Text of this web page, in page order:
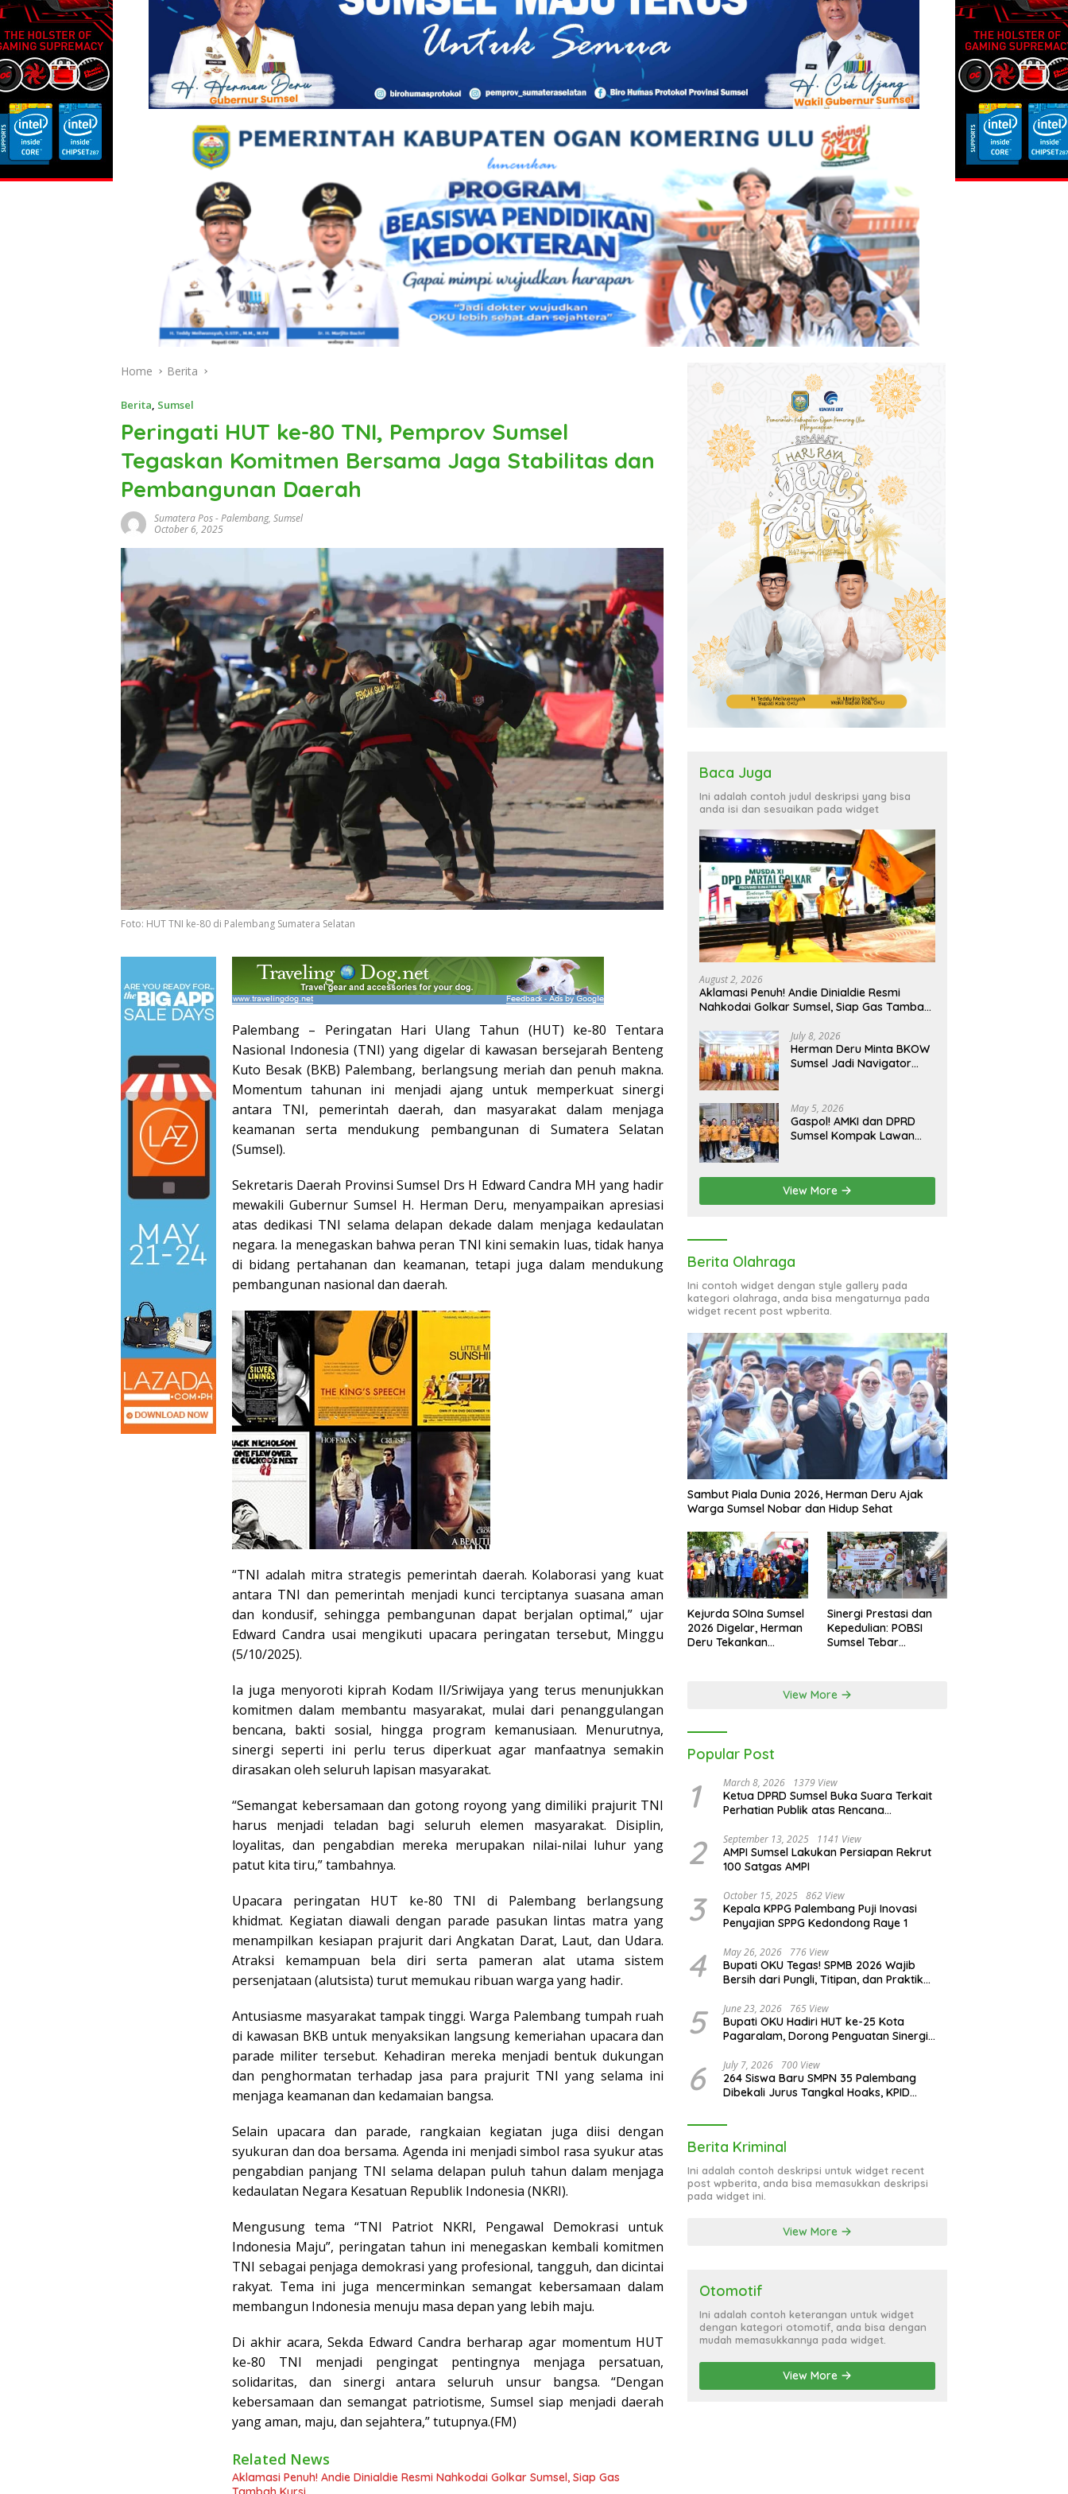
Home Berita
Berita Sumsel
Peringati HUT ke-80 TNI, Pemprov Sumsel
Tegaskan Komitmen Bersama Jaga Stabilitas dan
Pembangunan Daerah
Sumatera Pos-Palembang, Sumsel
October 6, 2025
Foto: HUT TNI ke-80 di Palembang Sumatera Selatan
Palembang – Peringatan Hari Ulang Tahun (HUT) ke-80 Tentara
Nasional Indonesia (TNI) yang digelar di kawasan bersejarah Benteng
Kuto Besak (BKB) Palembang, berlangsung meriah dan penuh makna.
Momentum tahunan ini menjadi ajang untuk memperkuat sinergi
antara TNI, pemerintah daerah, dan masyarakat dalam menjaga
keamanan serta mendukung pembangunan di Sumatera Selatan
(Sumsel).
Sekretaris Daerah Provinsi Sumsel Drs H Edward Candra MH yang hadir
mewakili Gubernur Sumsel H. Herman Deru, menyampaikan apresiasi
atas dedikasi TNI selama delapan dekade dalam menjaga kedaulatan
negara. Ia menegaskan bahwa peran TNI kini semakin luas, tidak hanya
di bidang pertahanan dan keamanan, tetapi juga dalam mendukung
pembangunan nasional dan daerah.
“TNI adalah mitra strategis pemerintah daerah. Kolaborasi yang kuat
antara TNI dan pemerintah menjadi kunci terciptanya suasana aman
dan kondusif, sehingga pembangunan dapat berjalan optimal,” ujar
Edward Candra usai mengikuti upacara peringatan tersebut, Minggu
(5/10/2025).
Ia juga menyoroti kiprah Kodam II/Sriwijaya yang terus menunjukkan
komitmen dalam membantu masyarakat, mulai dari penanggulangan
bencana, bakti sosial, hingga program kemanusiaan. Menurutnya,
sinergi seperti ini perlu terus diperkuat agar manfaatnya semakin
dirasakan oleh seluruh lapisan masyarakat.
“Semangat kebersamaan dan gotong royong yang dimiliki prajurit TNI
harus menjadi teladan bagi seluruh elemen masyarakat. Disiplin,
loyalitas, dan pengabdian mereka merupakan nilai-nilai luhur yang
patut kita tiru,” tambahnya.
Upacara peringatan HUT ke-80 TNI di Palembang berlangsung
khidmat. Kegiatan diawali dengan parade pasukan lintas matra yang
menampilkan kesiapan prajurit dari Angkatan Darat, Laut, dan Udara.
Atraksi kemampuan bela diri serta pameran alat utama sistem
persenjataan (alutsista) turut memukau ribuan warga yang hadir.
Antusiasme masyarakat tampak tinggi. Warga Palembang tumpah ruah
di kawasan BKB untuk menyaksikan langsung kemeriahan upacara dan
parade militer tersebut. Kehadiran mereka menjadi bentuk dukungan
dan penghormatan terhadap jasa para prajurit TNI yang selama ini
menjaga keamanan dan kedamaian bangsa.
Selain upacara dan parade, rangkaian kegiatan juga diisi dengan
syukuran dan doa bersama. Agenda ini menjadi simbol rasa syukur atas
pengabdian panjang TNI selama delapan puluh tahun dalam menjaga
kedaulatan Negara Kesatuan Republik Indonesia (NKRI).
Mengusung tema “TNI Patriot NKRI, Pengawal Demokrasi untuk
Indonesia Maju”, peringatan tahun ini menegaskan kembali komitmen
TNI sebagai penjaga demokrasi yang profesional, tangguh, dan dicintai
rakyat. Tema ini juga mencerminkan semangat kebersamaan dalam
membangun Indonesia menuju masa depan yang lebih maju.
Di akhir acara, Sekda Edward Candra berharap agar momentum HUT
ke-80 TNI menjadi pengingat pentingnya menjaga persatuan,
solidaritas, dan sinergi antara seluruh unsur bangsa. “Dengan
kebersamaan dan semangat patriotisme, Sumsel siap menjadi daerah
yang aman, maju, dan sejahtera,” tutupnya.(FM)
Related News
Aklamasi Penuh! Andie Dinialdie Resmi Nahkodai Golkar Sumsel, Siap Gas
Baca Juga
Ini adalah contoh judul deskripsi yang bisa
anda isi dan sesuaikan pada widget
August 2, 2026
Aklamasi Penuh! Andie Dinialdie Resmi
Nahkodai Golkar Sumsel, Siap Gas Tambah
July 8, 2026
Herman Deru Minta BKOW
Sumsel Jadi Navigator
May 5, 2026
Gaspol! AMKI dan DPRD
Sumsel Kompak Lawan
View More
Berita Olahraga
Ini contoh widget dengan style gallery pada
kategori olahraga, anda bisa mengaturnya pada
widget recent post wpberita.
Sambut Piala Dunia 2026, Herman Deru Ajak
Warga Sumsel Nobar dan Hidup Sehat
Kejurda SOIna Sumsel
2026 Digelar, Herman
Deru Tekankan
Sinergi Prestasi dan
Kepedulian: POBSI
Sumsel Tebar
View More
Popular Post
1 March 8, 2026 1379 View
Ketua DPRD Sumsel Buka Suara Terkait
Perhatian Publik atas Rencana
2 September 13, 2025 1141 View
AMPI Sumsel Lakukan Persiapan Rekrut
100 Satgas AMPI
3 October 15, 2025 862 View
Kepala KPPG Palembang Puji Inovasi
Penyajian SPPG Kedondong Raye 1
4 May 26, 2026 776 View
Bupati OKU Tegas! SPMB 2026 Wajib
Bersih dari Pungli, Titipan, dan Praktik
5 June 23, 2026 765 View
Bupati OKU Hadiri HUT ke-25 Kota
Pagaralam, Dorong Penguatan Sinergi
6 July 7, 2026 700 View
264 Siswa Baru SMPN 35 Palembang
Dibekali Jurus Tangkal Hoaks, KPID
Berita Kriminal
Ini adalah contoh deskripsi untuk widget recent
post wpberita, anda bisa memasukkan deskripsi
pada widget ini.
View More
Otomotif
Ini adalah contoh keterangan untuk widget
dengan kategori otomotif, anda bisa dengan
mudah memasukkannya pada widget.
View More